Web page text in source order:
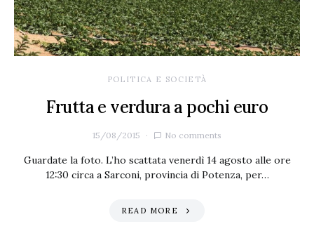
POLITICA E SOCIETÀ
Frutta e verdura a pochi euro
15/08/2015 No comments
Guardate la foto. L’ho scattata venerdì 14 agosto alle ore
12:30 circa a Sarconi, provincia di Potenza, per…
READ MORE